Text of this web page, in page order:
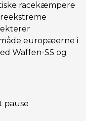
racekæmpere
europæerne i
Waffen-SS og
pause